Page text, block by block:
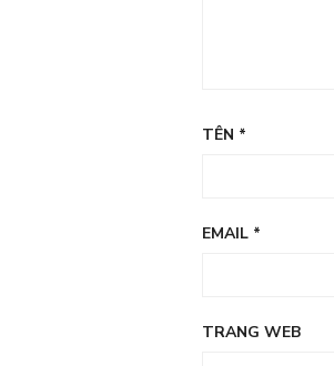
TÊN *
EMAIL *
TRANG WEB